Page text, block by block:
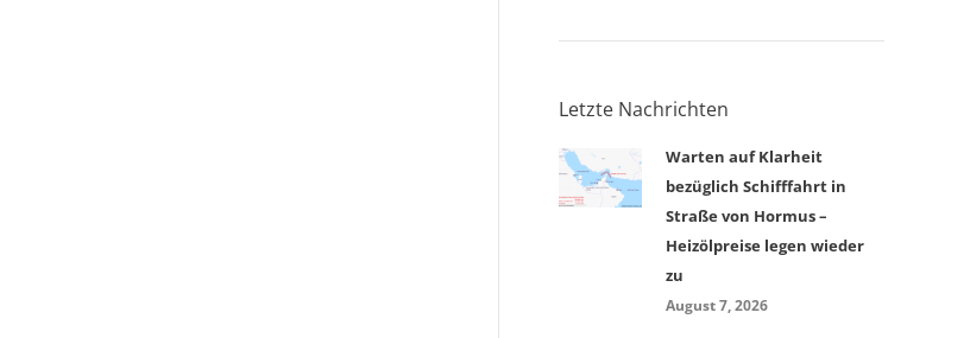
Letzte Nachrichten
Warten auf Klarheit
bezüglich Schifffahrt in
Straße von Hormus –
Heizölpreise legen wieder
zu
August 7, 2026